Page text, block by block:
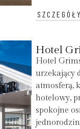
SZCZEGÓŁY
Hotel
Hotel
urzekający
atmosferą,
hotelowy,
spokojne